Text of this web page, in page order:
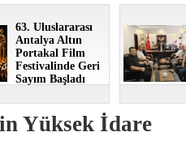
63. Uluslararası
Antalya Altın
Portakal Film
Festivalinde Geri
Sayım Başladı
Yüksek İdare